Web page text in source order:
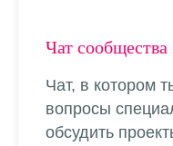
Чат сообщества
Чат, в котором
вопросы
обсудить